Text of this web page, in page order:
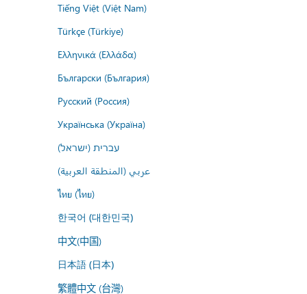
Tiếng Việt (Việt Nam)
Türkçe (Türkiye)
Ελληνικά (Ελλάδα)
Български (България)
Русский (Россия)
Українська (Україна)
עברית (ישראל)
عربي (المنطقة العربية)
ไทย (ไทย)
한국어 (대한민국)
中文(中国)
日本語 (日本)
繁體中文 (台灣)